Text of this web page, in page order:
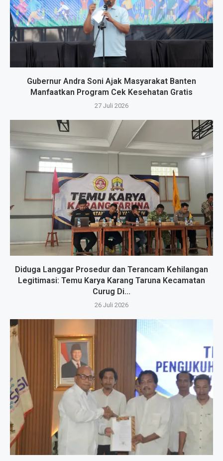
Gubernur Andra Soni Ajak Masyarakat Banten
Manfaatkan Program Cek Kesehatan Gratis
27 Juli 2026
Diduga Langgar Prosedur dan Terancam Kehilangan
Legitimasi: Temu Karya Karang Taruna Kecamatan
Curug Di...
26 Juli 2026